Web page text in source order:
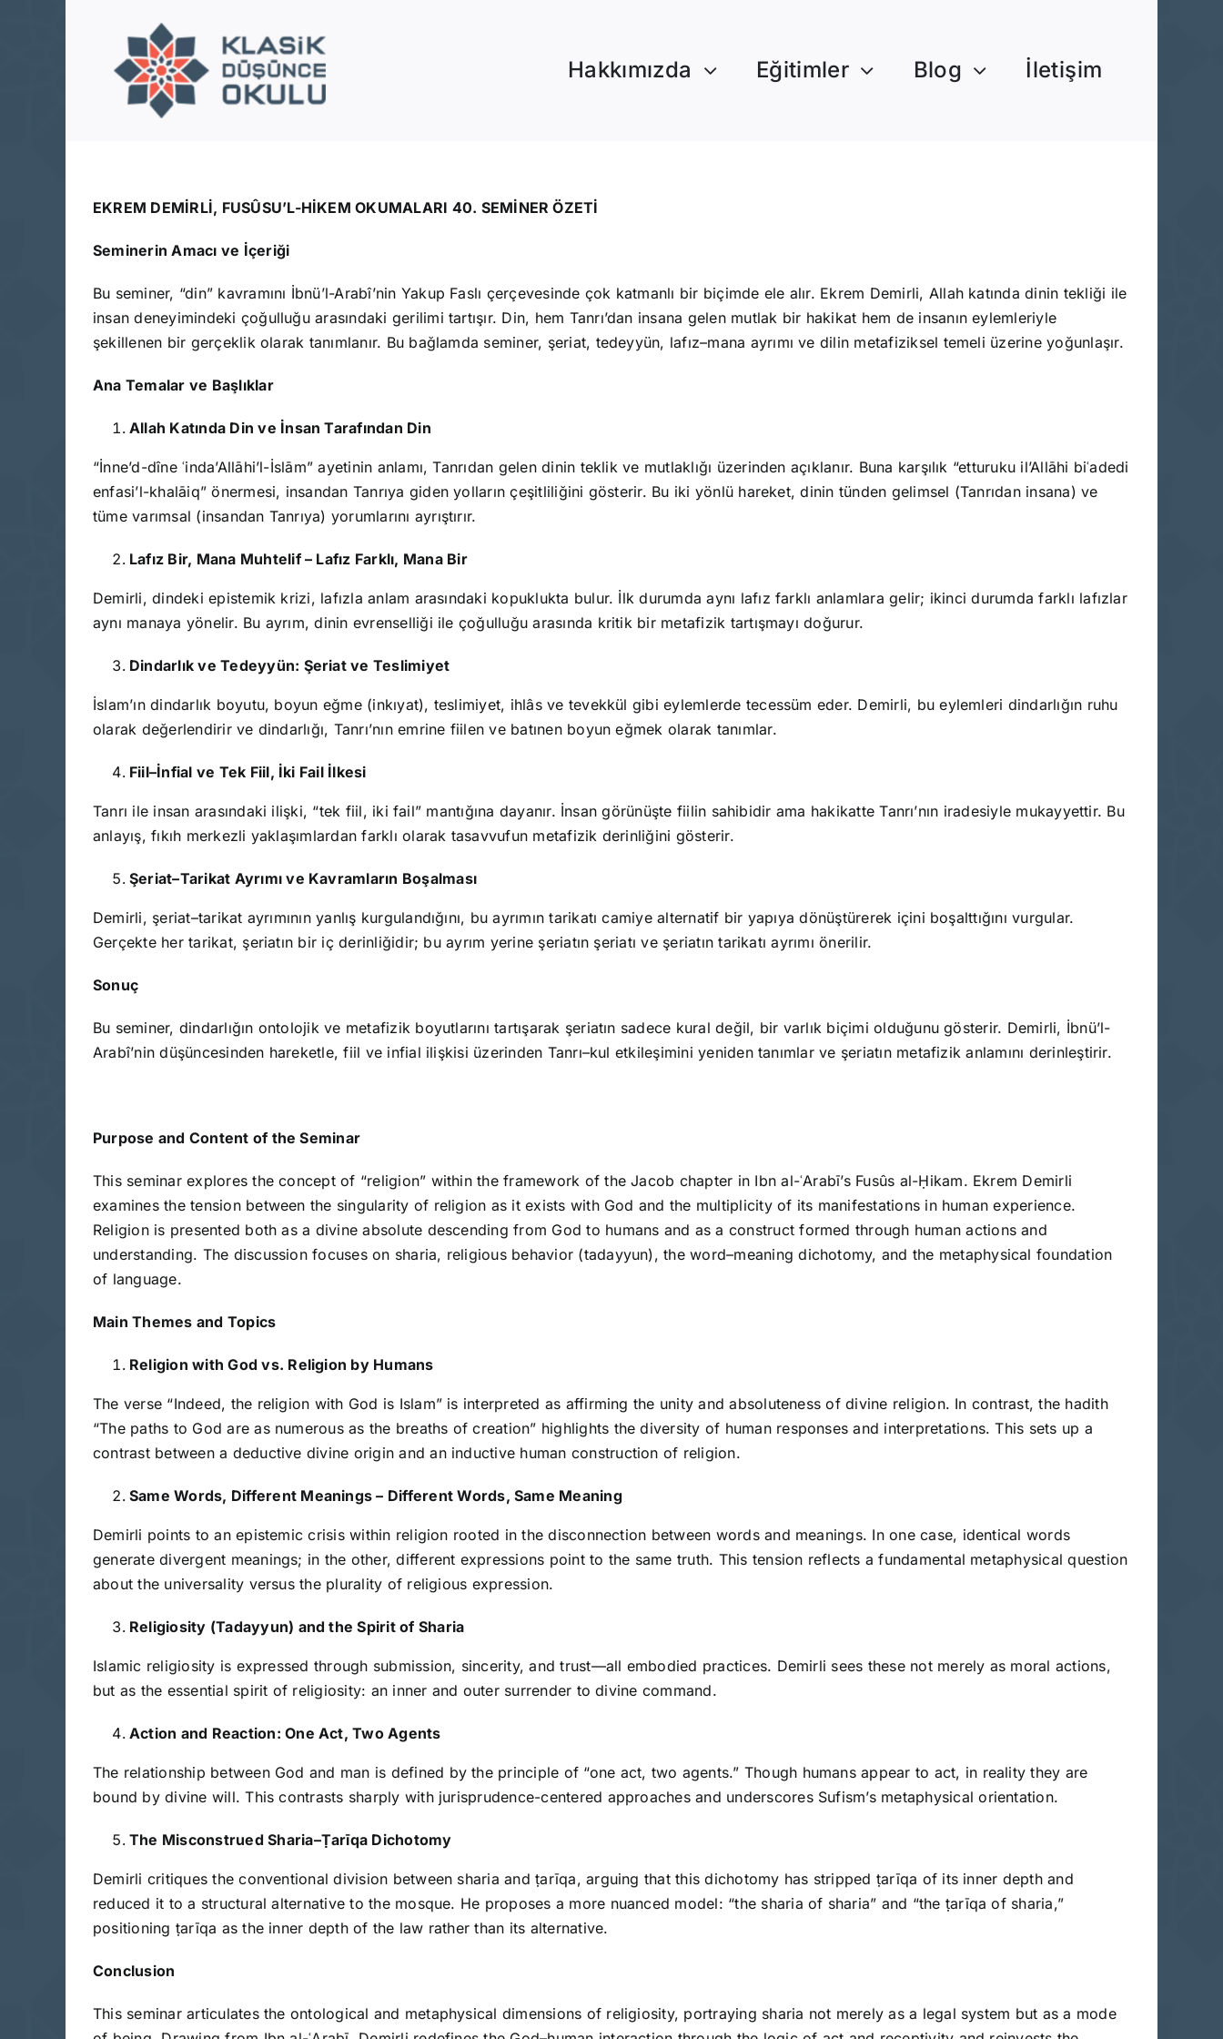
Hakkımızda Eğitimler Blog İletişim
EKREM DEMİRLİ, FUSÛSU’L-HİKEM OKUMALARI 40. SEMİNER ÖZETİ
Seminerin Amacı ve İçeriği
Bu seminer, “din” kavramını İbnü’l-Arabî’nin Yakup Faslı çerçevesinde çok katmanlı bir biçimde ele alır. Ekrem Demirli, Allah katında dinin tekliği ile
insan deneyimindeki çoğulluğu arasındaki gerilimi tartışır. Din, hem Tanrı’dan insana gelen mutlak bir hakikat hem de insanın eylemleriyle
şekillenen bir gerçeklik olarak tanımlanır. Bu bağlamda seminer, şeriat, tedeyyün, lafız–mana ayrımı ve dilin metafiziksel temeli üzerine yoğunlaşır.
Ana Temalar ve Başlıklar
Allah Katında Din ve İnsan Tarafından Din
“İnne’d-dîne ʿinda’Allāhi’l-İslām” ayetinin anlamı, Tanrıdan gelen dinin teklik ve mutlaklığı üzerinden açıklanır. Buna karşılık “etturuku il’Allāhi biʿadedi
enfasi’l-khalāiq” önermesi, insandan Tanrıya giden yolların çeşitliliğini gösterir. Bu iki yönlü hareket, dinin tünden gelimsel (Tanrıdan insana) ve
tüme varımsal (insandan Tanrıya) yorumlarını ayrıştırır.
Lafız Bir, Mana Muhtelif – Lafız Farklı, Mana Bir
Demirli, dindeki epistemik krizi, lafızla anlam arasındaki kopuklukta bulur. İlk durumda aynı lafız farklı anlamlara gelir; ikinci durumda farklı lafızlar
aynı manaya yönelir. Bu ayrım, dinin evrenselliği ile çoğulluğu arasında kritik bir metafizik tartışmayı doğurur.
Dindarlık ve Tedeyyün: Şeriat ve Teslimiyet
İslam’ın dindarlık boyutu, boyun eğme (inkıyat), teslimiyet, ihlâs ve tevekkül gibi eylemlerde tecessüm eder. Demirli, bu eylemleri dindarlığın ruhu
olarak değerlendirir ve dindarlığı, Tanrı’nın emrine fiilen ve batınen boyun eğmek olarak tanımlar.
Fiil–İnfial ve Tek Fiil, İki Fail İlkesi
Tanrı ile insan arasındaki ilişki, “tek fiil, iki fail” mantığına dayanır. İnsan görünüşte fiilin sahibidir ama hakikatte Tanrı’nın iradesiyle mukayyettir. Bu
anlayış, fıkıh merkezli yaklaşımlardan farklı olarak tasavvufun metafizik derinliğini gösterir.
Şeriat–Tarikat Ayrımı ve Kavramların Boşalması
Demirli, şeriat–tarikat ayrımının yanlış kurgulandığını, bu ayrımın tarikatı camiye alternatif bir yapıya dönüştürerek içini boşalttığını vurgular.
Gerçekte her tarikat, şeriatın bir iç derinliğidir; bu ayrım yerine şeriatın şeriatı ve şeriatın tarikatı ayrımı önerilir.
Sonuç
Bu seminer, dindarlığın ontolojik ve metafizik boyutlarını tartışarak şeriatın sadece kural değil, bir varlık biçimi olduğunu gösterir. Demirli, İbnü’l-
Arabî’nin düşüncesinden hareketle, fiil ve infial ilişkisi üzerinden Tanrı–kul etkileşimini yeniden tanımlar ve şeriatın metafizik anlamını derinleştirir.
Purpose and Content of the Seminar
This seminar explores the concept of “religion” within the framework of the Jacob chapter in Ibn al-ʿArabī’s Fusûs al-Ḥikam. Ekrem Demirli
examines the tension between the singularity of religion as it exists with God and the multiplicity of its manifestations in human experience.
Religion is presented both as a divine absolute descending from God to humans and as a construct formed through human actions and
understanding. The discussion focuses on sharia, religious behavior (tadayyun), the word–meaning dichotomy, and the metaphysical foundation
of language.
Main Themes and Topics
Religion with God vs. Religion by Humans
The verse “Indeed, the religion with God is Islam” is interpreted as affirming the unity and absoluteness of divine religion. In contrast, the hadith
“The paths to God are as numerous as the breaths of creation” highlights the diversity of human responses and interpretations. This sets up a
contrast between a deductive divine origin and an inductive human construction of religion.
Same Words, Different Meanings – Different Words, Same Meaning
Demirli points to an epistemic crisis within religion rooted in the disconnection between words and meanings. In one case, identical words
generate divergent meanings; in the other, different expressions point to the same truth. This tension reflects a fundamental metaphysical question
about the universality versus the plurality of religious expression.
Religiosity (Tadayyun) and the Spirit of Sharia
Islamic religiosity is expressed through submission, sincerity, and trust—all embodied practices. Demirli sees these not merely as moral actions,
but as the essential spirit of religiosity: an inner and outer surrender to divine command.
Action and Reaction: One Act, Two Agents
The relationship between God and man is defined by the principle of “one act, two agents.” Though humans appear to act, in reality they are
bound by divine will. This contrasts sharply with jurisprudence-centered approaches and underscores Sufism’s metaphysical orientation.
The Misconstrued Sharia–Ṭarīqa Dichotomy
Demirli critiques the conventional division between sharia and ṭarīqa, arguing that this dichotomy has stripped ṭarīqa of its inner depth and
reduced it to a structural alternative to the mosque. He proposes a more nuanced model: “the sharia of sharia” and “the ṭarīqa of sharia,”
positioning ṭarīqa as the inner depth of the law rather than its alternative.
Conclusion
This seminar articulates the ontological and metaphysical dimensions of religiosity, portraying sharia not merely as a legal system but as a mode